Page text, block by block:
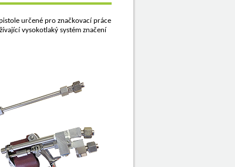
určené pro značkovací práce
vysokotlaký systém značení